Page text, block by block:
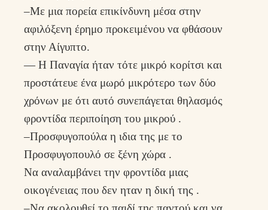
–Με μια πορεία επικίνδυνη μέσα στην
αφιλόξενη έρημο προκειμένου να φθάσουν
στην Αίγυπτο.
— Η Παναγία ήταν τότε μικρό κορίτσι και
προστάτευε ένα μωρό μικρότερο των δύο
χρόνων με ότι αυτό συνεπάγεται θηλασμός
φροντίδα περιποίηση του μικρού .
–Προσφυγοπούλα η ιδια της με το
Προσφυγοπουλό σε ξένη χώρα .
Να αναλαμβάνει την φροντίδα μιας
οικογένειας που δεν ηταν η δική της .